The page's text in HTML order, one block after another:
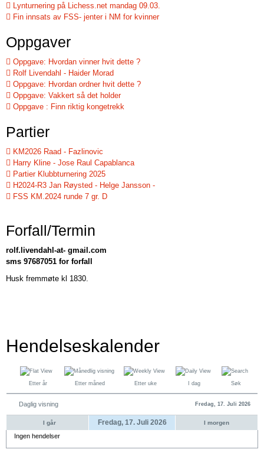
Lynturnering på Lichess.net mandag 09.03.
Fin innsats av FSS- jenter i NM for kvinner
Oppgaver
Oppgave: Hvordan vinner hvit dette ?
Rolf Livendahl - Haider Morad
Oppgave: Hvordan ordner hvit dette ?
Oppgave: Vakkert så det holder
Oppgave : Finn riktig kongetrekk
Partier
KM2026 Raad - Fazlinovic
Harry Kline - Jose Raul Capablanca
Partier Klubbturnering 2025
H2024-R3 Jan Røysted - Helge Jansson -
FSS KM.2024 runde 7 gr. D
Forfall/Termin
rolf.livendahl-at- gmail.com
sms 97687051 for forfall
Husk fremmøte kl 1830.
Hendelseskalender
Etter år Etter måned Etter uke I dag Søk
Daglig visning Fredag, 17. Juli 2026
I går Fredag, 17. Juli 2026 I morgen
Ingen hendelser